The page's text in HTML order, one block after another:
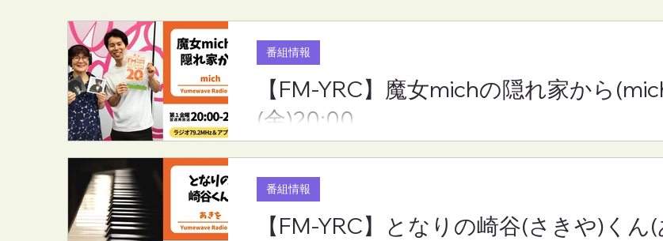
【FM-YRC】魔女michの隠れ
家から(mich)■2026年8月7日
(金)20:00
【FM-YRC】となりの崎谷(さ
きや)くん(あきを)■2026年8
【FM-YRC】3人お
(金)19:00
【FM-YRC】魔女michの隠れ家から
(金)20:00
番組情報
【FM-YRC】となりの崎谷(さきや)く
番組情報